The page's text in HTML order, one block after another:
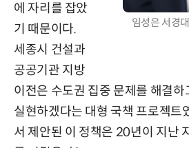
임성은 서경
에 자리를 잡았
기 때문이다.
세종시 건설과
공공기관 지방
이전은 수도권 집중 문제를 해결하
실현하겠다는 대형 국책 프로젝트
서 제안된 이 정책은 20년이 지난